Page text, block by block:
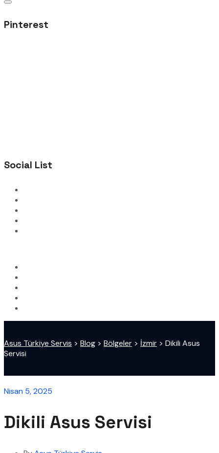
Pinterest
Social List
Asus Türkiye Servis > Blog > Bölgeler > İzmir > Dikili Asus
Servisi
Nisan 5, 2025
Dikili Asus Servisi